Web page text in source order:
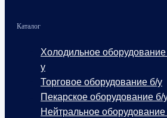
Каталог
Холодильное
у
Торговое оборудование б/у
Пекарское оборудование б/
Нейтральное оборудование